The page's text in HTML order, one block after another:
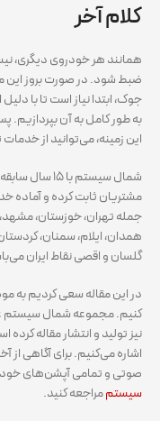
کلام آخر
همانند هر خودروی دیگری،
ضبط شود. در صورت بروز این
جوک، ابتدا نیاز است تا با
به طور کامل به آن بپردازیم.
این زمینه، می‌توانید از
شمال سیستم
مشتریان ثابت کرده و آماده
جمله تهران، خوزستان، مشهد،
همدان، ایلام، سمنان،
گلسان و اقصی نقاط ایران
در این مقاله سعی کردیم به
کنیم. مجموعه شمال سیستم
نیز تولید و انتشار مقاله
اشاره می‌کنیم. برای آگاهی از
صوتی و تمامی آپشن‌های
سیستممراجعه کنید.